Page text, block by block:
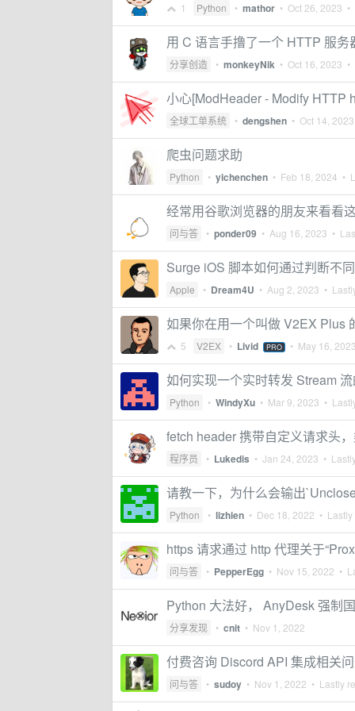
1 Python • mathor • Oct 26, 2023
用 C 语言手撸了一个 HTTP 服务
分享创造 • monkeyNik • Oct 16, 2023
小心[ModHeader - Modify HTTP
全球工单系统 • dengshen • Oct 14, 2023
爬虫问题求助
Python • yichenchen • Feb 18, 2024 •
经常用谷歌浏览器的朋友来看看
问与答 • ponder09 • Aug 16, 2023 •
Surge iOS 脚本如何通过判断不
Apple • Dream4U • Aug 2, 2023 •
如果你在用一个叫做 V2EX Plus
5 V2EX • Livid PRO • May 16,
如何实现一个实时转发 Stream
Python • WindyXu • Mar 9, 2023 •
fetch header 携带自定义请求头
程序员 • Lukedis • Jan 24, 2023 •
请教一下，为什么会输出
Python • lizhien • Dec 18, 2022 •
https 请求通过 http 代理关于
问与答 • PepperEgg • Nov 15, 2022 •
Python 大法好， AnyDesk 强制
分享发现 • cnit • Nov 1, 2022
付费咨询 Discord API 集成相关
问与答 • sudoy • Nov 1, 2022 • Lastly